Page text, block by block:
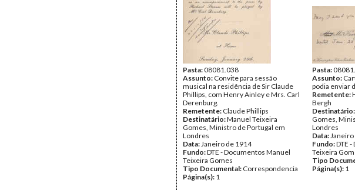
Pasta:08081.038
Assunto: Convite para sessão
musical na residência de Sir Claude
Phillips, com Henry Ainley e Mrs. Carl
Derenburg.
Remetente: Claude Phillips
Destinatário:Manuel Teixeira
Gomes, Ministro de Portugal em
Londres
Data:Janeiro de 1914
Fundo:DTE - Documentos Manuel
Teixeira Gomes
Tipo Documental: Correspondencia
Página(s): 1
Pasta:
Assunto:
podia enviar
Remetente:
Bergh
Destinatário:
Gomes,
Londres
Data:
Fundo:DTE
Teixeira
Tipo
Página(s): 1